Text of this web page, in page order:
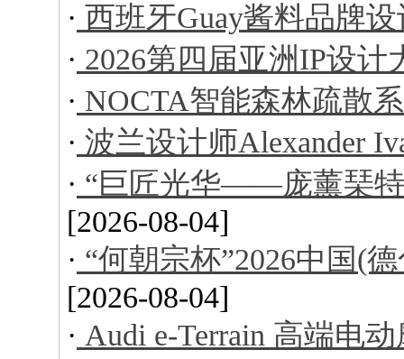
· 西班牙Guay酱料品牌设
· 2026第四届亚洲IP设计
· NOCTA智能森林疏散
· 波兰设计师Alexander
· “巨匠光华——庞薰琹特
[2026-08-04]
· “何朝宗杯”2026中国(
[2026-08-04]
· Audi e-Terrain 高端电